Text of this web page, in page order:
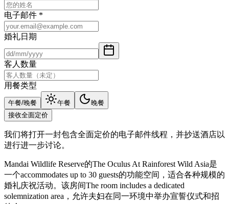
电子邮件 *
婚礼日期
客人数量
用餐类型
午餐/晚餐 午餐
晚餐
接收全面定价
我们将打开一封包含全面定价的电子邮件线程，并抄送酒店以
进行进一步讨论。
Mandai Wildlife Reserve的The Oculus At Rainforest Wild Asia是
一个accommodates up to 30 guests的功能空间，适合各种规模的
婚礼庆祝活动。该房间The room includes a dedicated
solemnization area，允许夫妇在同一环境中举办宣誓仪式和招